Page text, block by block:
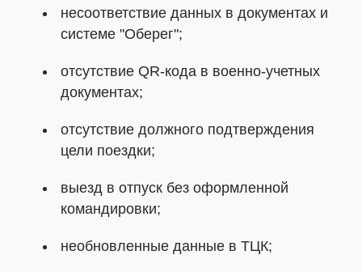
несоответствие данных в документах и
системе "Оберег";
отсутствие QR-кода в военно-учетных
документах;
отсутствие должного подтверждения
цели поездки;
выезд в отпуск без оформленной
командировки;
необновленные данные в ТЦК;